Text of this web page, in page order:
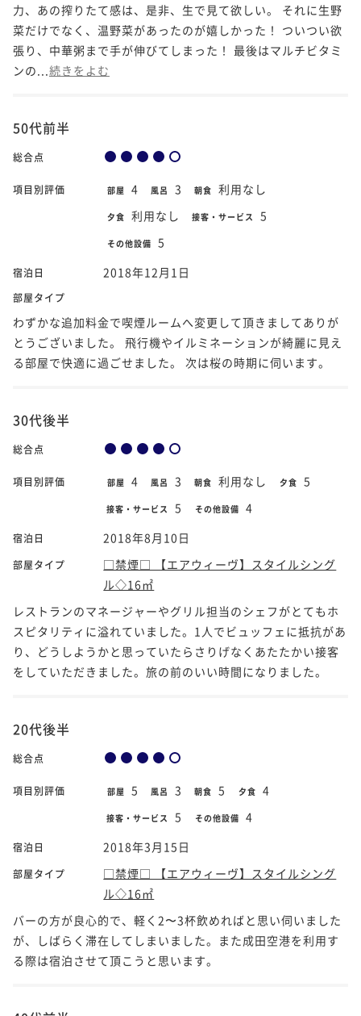
力、あの搾りたて感は、是非、生で見て欲しい。 それに生野
菜だけでなく、温野菜があったのが嬉しかった！ ついつい欲
張り、中華粥まで手が伸びてしまった！ 最後はマルチビタミ
ンの... 続きをよむ
50代前半
総合点
項目別評価 部屋 4 風呂 3 朝食 利用なし
夕食 利用なし 接客・サービス 5
その他設備 5
宿泊日 2018年12月1日
部屋タイプ
わずかな追加料金で喫煙ルームへ変更して頂きましてありが
とうございました。 飛行機やイルミネーションが綺麗に見え
る部屋で快適に過ごせました。 次は桜の時期に伺います。
30代後半
総合点
項目別評価 部屋 4 風呂 3 朝食 利用なし 夕食 5
接客・サービス 5 その他設備 4
宿泊日 2018年8月10日
部屋タイプ
□禁煙□ 【エアウィーヴ】スタイルシング
ル◇16㎡
レストランのマネージャーやグリル担当のシェフがとてもホ
スピタリティに溢れていました。1人でビュッフェに抵抗があ
り、どうしようかと思っていたらさりげなくあたたかい接客
をしていただきました。旅の前のいい時間になりました。
20代後半
総合点
項目別評価 部屋 5 風呂 3 朝食 5 夕食 4
接客・サービス 5 その他設備 4
宿泊日 2018年3月15日
部屋タイプ
□禁煙□ 【エアウィーヴ】スタイルシング
ル◇16㎡
バーの方が良心的で、軽く2〜3杯飲めればと思い伺いました
が、しばらく滞在してしまいました。また成田空港を利用す
る際は宿泊させて頂こうと思います。